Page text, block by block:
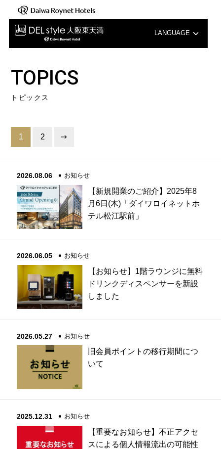
LANGUAGE
TOPICS
トピックス
1 2
2026.08.06 お知らせ
【新規開業のご紹介】2025年8
月6日(木)「ダイワロイネットホ
テル松江駅前」
2026.06.05 お知らせ
【お知らせ】1階ラウンジに無料
ドリンクディスペンサーを新設
しました
2026.05.27 お知らせ
旧会員ポイントの移行期間につ
いて
2025.12.31 お知らせ
【重要なお知らせ】不正アクセ
スによる個人情報流出の可能性